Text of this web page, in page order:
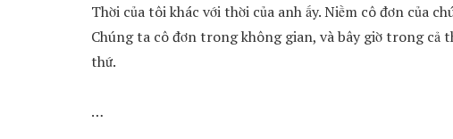
Thời của tôi khác với thời của anh ấy. Niềm cô đơn của
Chúng ta cô đơn trong không gian, và bây giờ trong cả
thứ.
…